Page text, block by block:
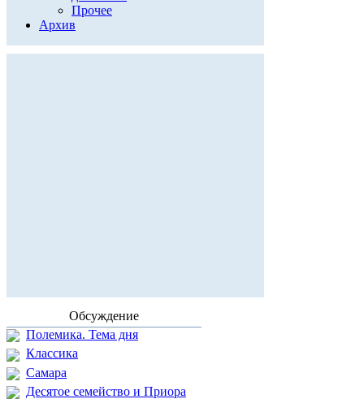
Прочее
Архив
Обсуждение
Полемика. Тема дня
Классика
Самара
Десятое семейство и Приора